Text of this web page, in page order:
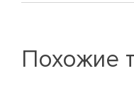
Похожие